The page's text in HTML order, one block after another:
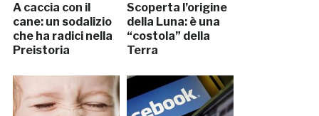
A caccia con il
cane: un sodalizio
che ha radici nella
Preistoria
Scoperta l’origine
della Luna: è una
“costola” della
Terra